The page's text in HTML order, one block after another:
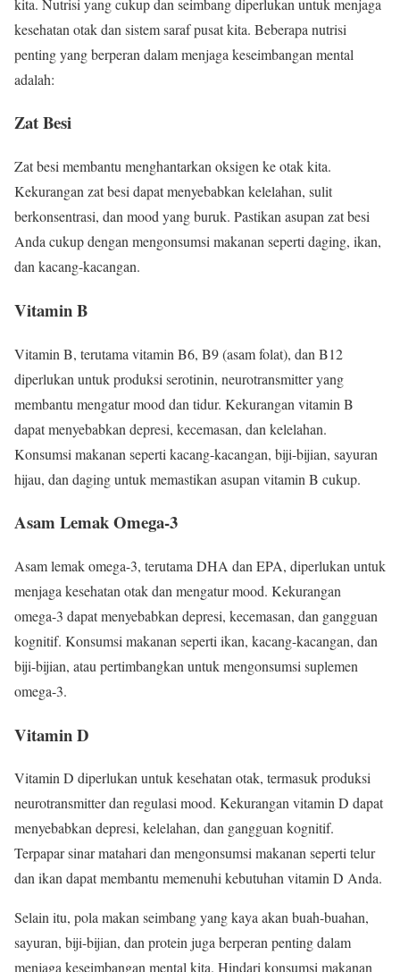
kesehatan otak dan sistem saraf pusat kita. Beberapa nutrisi
penting yang berperan dalam menjaga keseimbangan mental
adalah:
Zat Besi
Zat besi membantu menghantarkan oksigen ke otak kita.
Kekurangan zat besi dapat menyebabkan kelelahan, sulit
berkonsentrasi, dan mood yang buruk. Pastikan asupan zat besi
Anda cukup dengan mengonsumsi makanan seperti daging, ikan,
dan kacang-kacangan.
Vitamin B
Vitamin B, terutama vitamin B6, B9 (asam folat), dan B12
diperlukan untuk produksi serotinin, neurotransmitter yang
membantu mengatur mood dan tidur. Kekurangan vitamin B
dapat menyebabkan depresi, kecemasan, dan kelelahan.
Konsumsi makanan seperti kacang-kacangan, biji-bijian, sayuran
hijau, dan daging untuk memastikan asupan vitamin B cukup.
Asam Lemak Omega-3
Asam lemak omega-3, terutama DHA dan EPA, diperlukan untuk
menjaga kesehatan otak dan mengatur mood. Kekurangan
omega-3 dapat menyebabkan depresi, kecemasan, dan gangguan
kognitif. Konsumsi makanan seperti ikan, kacang-kacangan, dan
biji-bijian, atau pertimbangkan untuk mengonsumsi suplemen
omega-3.
Vitamin D
Vitamin D diperlukan untuk kesehatan otak, termasuk produksi
neurotransmitter dan regulasi mood. Kekurangan vitamin D dapat
menyebabkan depresi, kelelahan, dan gangguan kognitif.
Terpapar sinar matahari dan mengonsumsi makanan seperti telur
dan ikan dapat membantu memenuhi kebutuhan vitamin D Anda.
Selain itu, pola makan seimbang yang kaya akan buah-buahan,
sayuran, biji-bijian, dan protein juga berperan penting dalam
menjaga keseimbangan mental kita. Hindari konsumsi makanan